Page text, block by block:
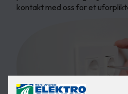
kontakt med oss for et